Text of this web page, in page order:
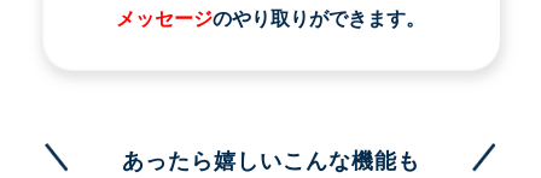
メッセージのやり取りができます。
あったら嬉しいこんな機能も